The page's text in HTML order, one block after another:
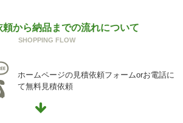
開示等および問い合わせ窓口について
により、当社が保有する保有個人データ
消去、第三者提供の停止および第三者提
、開示等という)に応じます。
口は、下記「当社の個人情報の取扱いに
等の問合せ先」を参照してください。
頼から納品までの流れについて
SHOPPING FLOW
ホームページの見積依頼フォームorお電話に
て無料見積依頼